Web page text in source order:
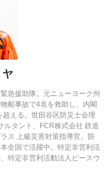
ヤ
急援助隊。元ニューヨーク州
船事故で4名を救助し、内閣
える。世田谷区防災士会理
ルタント、FCR株式会社 鉄道
ス 上級災害対策指導官。防
全国で活躍中。特定非営利活
特定非営利活動法人ピースウ